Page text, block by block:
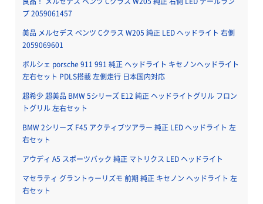
プ 2059061457
美品 メルセデス ベンツ Cクラス W205 純正 LED ヘッドライト 右側
2059069601
ポルシェ porsche 911 991 純正 ヘッドライト キセノンヘッドライト
左右セット PDLS搭載 左側走行 日本国内対応
超希少 超美品 BMW 5シリーズ E12 純正 ヘッドライトグリル フロン
トグリル 左右セット
BMW 2シリーズ F45 アクティブツアラー 純正 LED ヘッドライト 左
右セット
アウディ A5 スポーツバック 純正 マトリクス LED ヘッドライト
マセラティ グラントゥーリズモ 前期 純正 キセノン ヘッドライト 左
右セット